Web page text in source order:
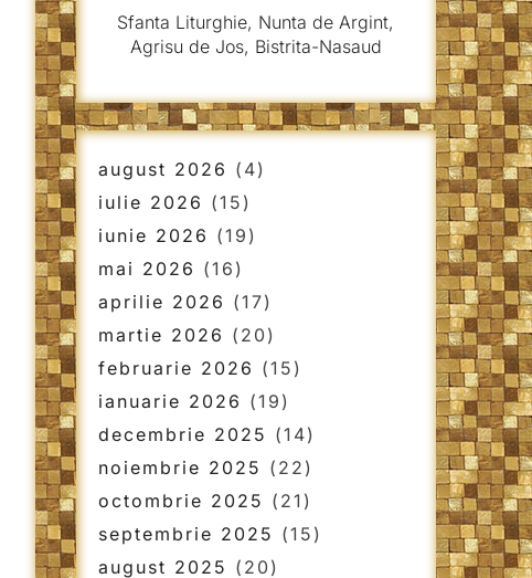
Sfanta Liturghie, Nunta de Argint,
Agrisu de Jos, Bistrita-Nasaud
august 2026 (4)
iulie 2026 (15)
iunie 2026 (19)
mai 2026 (16)
aprilie 2026 (17)
martie 2026 (20)
februarie 2026 (15)
ianuarie 2026 (19)
decembrie 2025 (14)
noiembrie 2025 (22)
octombrie 2025 (21)
septembrie 2025 (15)
august 2025 (20)